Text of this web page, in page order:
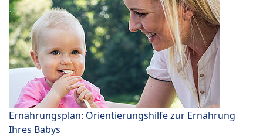
Ernährungsplan: Orientierungshilfe zur Ernährung
Ihres Babys